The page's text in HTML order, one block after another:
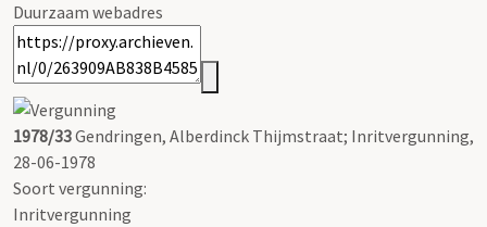
Duurzaam webadres
1978/33Gendringen, Alberdinck Thijmstraat; Inritvergunning,
28-06-1978
Soort vergunning:
Inritvergunning